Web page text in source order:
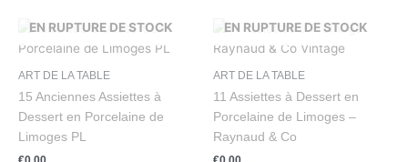
EN RUPTURE DE STOCK
ART DE LA TABLE
15 Anciennes Assiettes à
Dessert en Porcelaine de
Limoges PL
EN RUPTURE DE STOCK
ART DE LA TABLE
11 Assiettes à Dessert en
Porcelaine de Limoges –
Raynaud & Co